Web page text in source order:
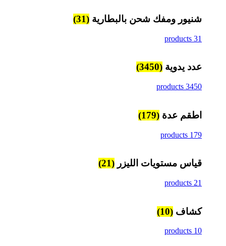
شنيور ومفك شحن بالبطارية (31)
31 products
عدد يدوية (3450)
3450 products
اطقم عدة (179)
179 products
قياس مستويات الليزر (21)
21 products
كشاف (10)
10 products